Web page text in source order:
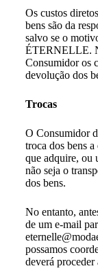
Os custos
bens são da
salvo se o
ÉTERNELLE.
Consumidor os
devolução dos
Trocas
O Consumidor
troca dos bens
que adquire, ou
não seja o
dos bens.
No entanto,
de um e-mail
possamos
deverá proceder